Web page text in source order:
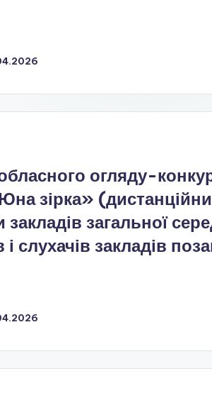
огляду-
зірка»
закладів загальної
слухачів закладів